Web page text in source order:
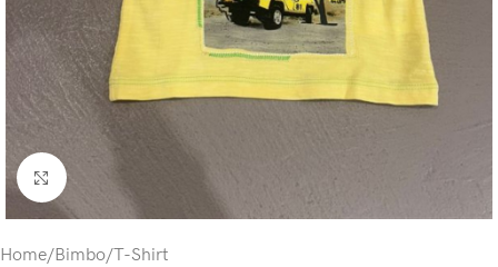
Click to enlarge
Home/Bimbo/T-Shirt